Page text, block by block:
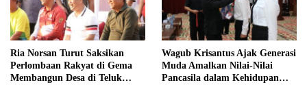
Ria Norsan Turut Saksikan
Perlombaan Rakyat di Gema
Membangun Desa di Teluk
Wagub Krisantus Ajak Generasi
Muda Amalkan Nilai-Nilai
Pancasila dalam Kehidupan